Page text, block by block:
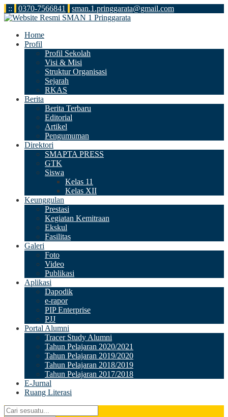
:: 0370-7566841 sman.1.pringgarata@gmail.com
Home
Profil
Profil Sekolah
Visi & Misi
Struktur Organisasi
Sejarah
RKAS
Berita
Berita Terbaru
Editorial
Artikel
Pengumuman
Direktori
SMAPTA PRESS
GTK
Siswa
Kelas 11
Kelas XII
Keunggulan
Prestasi
Kegiatan Kemitraan
Ekskul
Fasilitas
Galeri
Foto
Video
Publikasi
Aplikasi
Dapodik
e-rapor
PIP Enterprise
PJJ
Portal Alumni
Tracer Study Alumni
Tahun Pelajaran 2020/2021
Tahun Pelajaran 2019/2020
Tahun Pelajaran 2018/2019
Tahun Pelajaran 2017/2018
E-Jurnal
Ruang Literasi